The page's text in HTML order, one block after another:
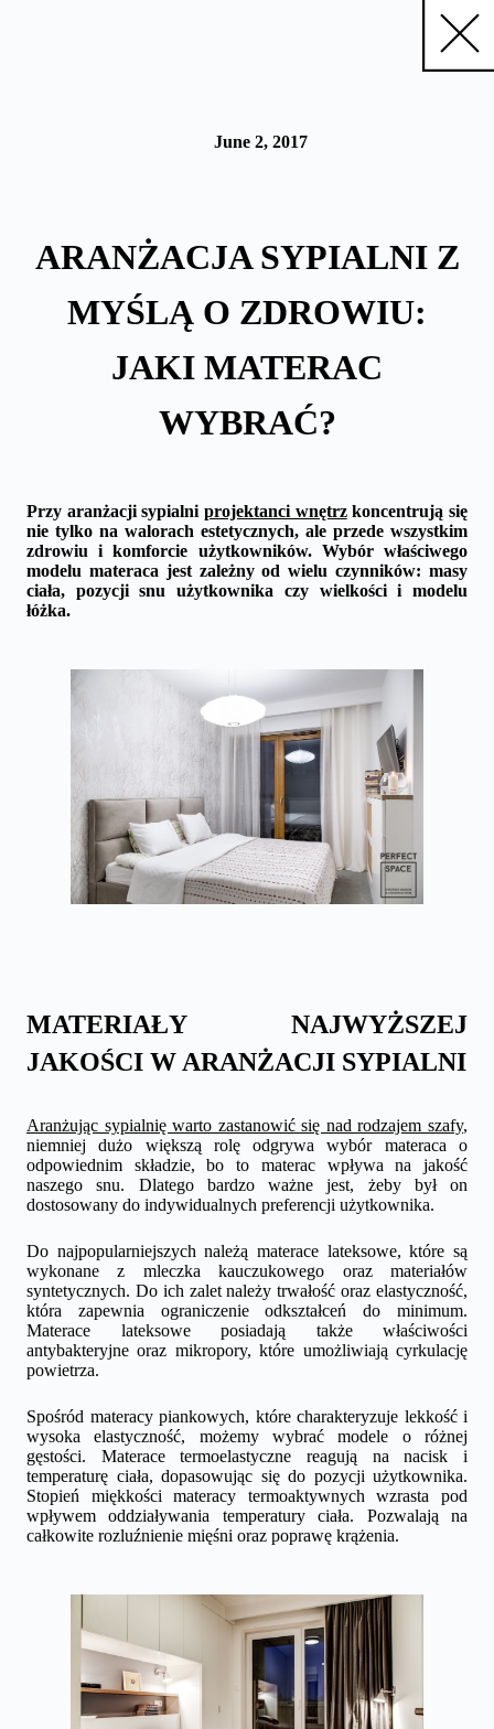
June 2, 2017
ARANŻACJA SYPIALNI Z
MYŚLĄ O ZDROWIU:
JAKI MATERAC
WYBRAĆ?
Przy aranżacji sypialni projektanci wnętrzkoncentrują się
nie tylko na walorach estetycznych, ale przede wszystkim
zdrowiu i komforcie użytkowników. Wybór właściwego
modelu materaca jest zależny od wielu czynników: masy
ciała, pozycji snu użytkownika czy wielkości i modelu
łóżka.
MATERIAŁY NAJWYŻSZEJ
JAKOŚCI W ARANŻACJI SYPIALNI
Aranżując sypialnię warto zastanowić się nad rodzajem szafy,
niemniej dużo większą rolę odgrywa wybór materaca o
odpowiednim składzie, bo to materac wpływa na jakość
naszego snu. Dlatego bardzo ważne jest, żeby był on
dostosowany do indywidualnych preferencji użytkownika.
Do najpopularniejszych należą materace lateksowe, które są
wykonane z mleczka kauczukowego oraz materiałów
syntetycznych. Do ich zalet należy trwałość oraz elastyczność,
która zapewnia ograniczenie odkształceń do minimum.
Materace lateksowe posiadają także właściwości
antybakteryjne oraz mikropory, które umożliwiają cyrkulację
powietrza.
Spośród materacy piankowych, które charakteryzuje lekkość i
wysoka elastyczność, możemy wybrać modele o różnej
gęstości. Materace termoelastyczne reagują na nacisk i
temperaturę ciała, dopasowując się do pozycji użytkownika.
Stopień miękkości materacy termoaktywnych wzrasta pod
wpływem oddziaływania temperatury ciała. Pozwalają na
całkowite rozluźnienie mięśni oraz poprawę krążenia.